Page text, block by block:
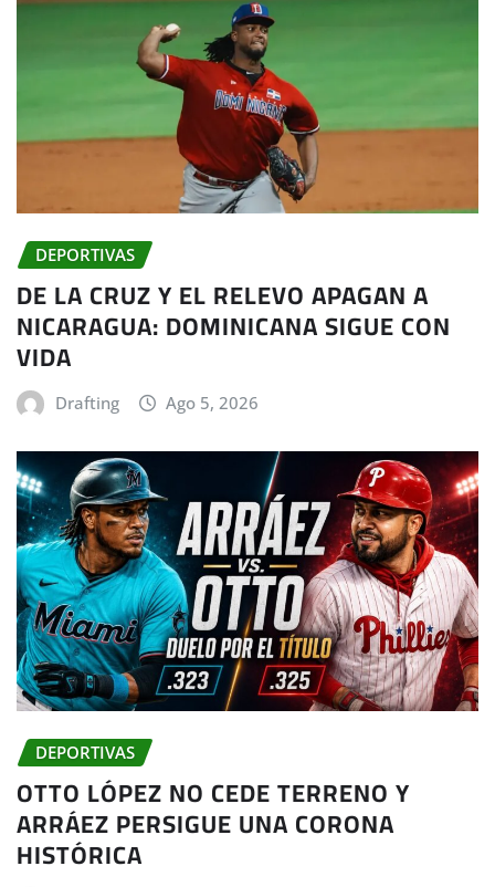
DEPORTIVAS
DE LA CRUZ Y EL RELEVO APAGAN A
NICARAGUA: DOMINICANA SIGUE CON
VIDA
Drafting Ago 5, 2026
DEPORTIVAS
OTTO LÓPEZ NO CEDE TERRENO Y
ARRÁEZ PERSIGUE UNA CORONA
HISTÓRICA